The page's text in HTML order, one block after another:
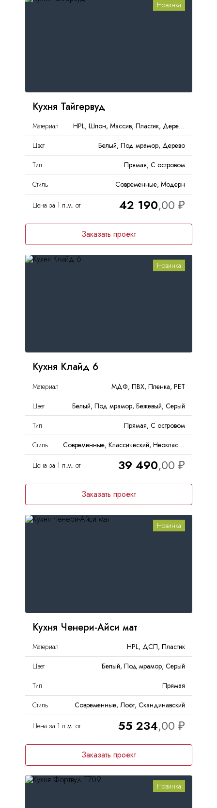
Новинка
Кухня Тайгервуд
Материал
HPL, Шпон, Массив, Пластик, Дерево
Цвет
Белый, Под мрамор, Дерево
Тип
Прямая, С островом
Стиль
Современные, Модерн
Цена за 1 п.м. от 42 190
Заказать проект
Новинка
Кухня Клайд 6
Материал
МДФ, ПВХ, Пленка, PET
Цвет
Белый, Под мрамор, Бежевый, Серый
Тип
Прямая, С островом
Стиль
Современные, Классический, Неоклассика
Цена за 1 п.м. от 39 490
Заказать проект
Новинка
Кухня Ченери-Айси мат
Материал
HPL, ДСП, Пластик
Цвет
Белый, Под мрамор, Серый
Тип
Прямая
Стиль
Современные, Лофт, Скандинавский
Цена за 1 п.м. от 55 234
Заказать проект
Новинка